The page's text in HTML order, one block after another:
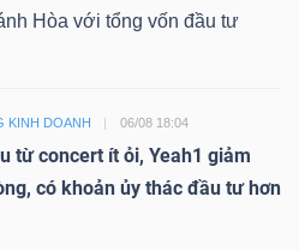
Hòa với tổng vốn đầu tư
KINH DOANH 06/08 18:04
từ concert ít ỏi, Yeah1 giảm
có khoản ủy thác đầu tư hơn